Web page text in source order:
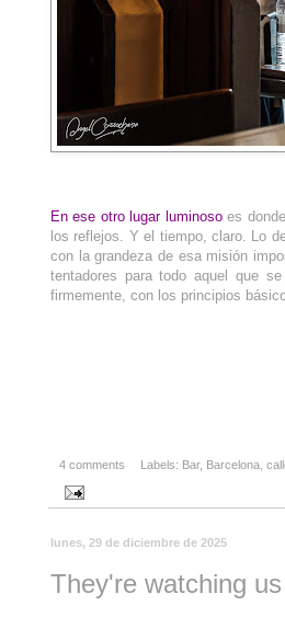
En ese otro lugar luminosoes
los reflejos. Y el tiempo, claro. Lo
con la grandeza de esa misión
tentadores para todo aquel que
firmemente, con los principios
4 comments Labels: Bar, Barcelona,
lunes, 29 de diciembre de 2025
They're watching us